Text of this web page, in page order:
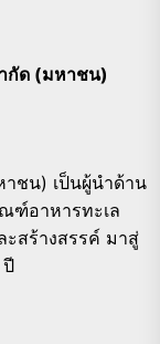
กัด (มหาชน)
ชน) เป็นผู้นำด้าน
ฑ์อาหารทะเล
สร้างสรรค์ มาสู่
ปี